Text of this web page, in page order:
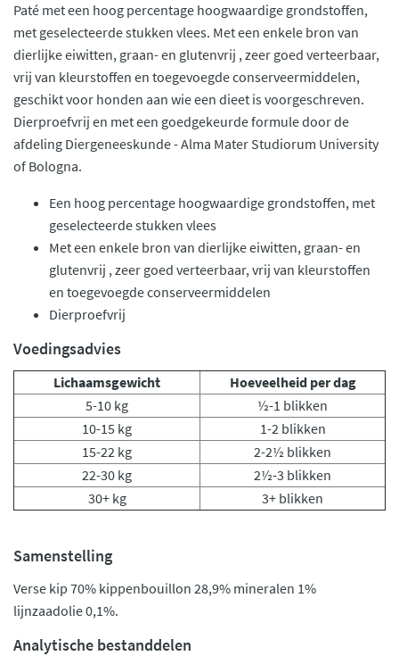
Paté met een hoog percentage hoogwaardige grondstoffen,
met geselecteerde stukken vlees. Met een enkele bron van
dierlijke eiwitten, graan- en glutenvrij , zeer goed verteerbaar,
vrij van kleurstoffen en toegevoegde conserveermiddelen,
geschikt voor honden aan wie een dieet is voorgeschreven.
Dierproefvrij en met een goedgekeurde formule door de
afdeling Diergeneeskunde - Alma Mater Studiorum University
of Bologna.
Een hoog percentage hoogwaardige grondstoffen, met
geselecteerde stukken vlees
Met een enkele bron van dierlijke eiwitten, graan- en
glutenvrij , zeer goed verteerbaar, vrij van kleurstoffen
en toegevoegde conserveermiddelen
Dierproefvrij
Voedingsadvies
Lichaamsgewicht
Hoeveelheid per dag
5-10 kg
½-1 blikken
10-15 kg
1-2 blikken
15-22 kg
2-2½ blikken
22-30 kg
2½-3 blikken
30+ kg
3+ blikken
Samenstelling
Verse kip 70% kippenbouillon 28,9% mineralen 1%
lijnzaadolie 0,1%.
Analytische bestanddelen